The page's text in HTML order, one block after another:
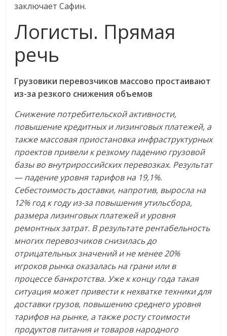
заключает Сафин.
Логисты. Прямая
речь
Грузовики перевозчиков массово простаивают
из-за резкого снижения объемов
Снижение потребительской активности,
повышение кредитных и лизинговых платежей, а
также массовая приостановка инфраструктурных
проектов привели к резкому падению грузовой
базы во внутрироссийских перевозках. Результат
— падение уровня тарифов на 19,1%.
Себестоимость доставки, напротив, выросла на
12% год к году из-за повышения утильсбора,
размера лизинговых платежей и уровня
ремонтных затрат. В результате рентабельность
многих перевозчиков снизилась до
отрицательных значений и не менее 20%
игроков рынка оказалась на грани или в
процессе банкротства. Уже к концу года такая
ситуация может привести к нехватке техники для
доставки грузов, повышению среднего уровня
тарифов на рынке, а также росту стоимости
продуктов питания и товаров народного